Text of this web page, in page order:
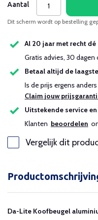
Aantal
Dit scherm wordt op bestelling
Al 20 jaar met recht dé
Gratis advies, 30 dagen
Betaal altijd de
Is de prijs ergens
Claim jouw
Uitstekende service
Klanten beoordelen
Vergelijk dit
Da-Lite Koofbeugel